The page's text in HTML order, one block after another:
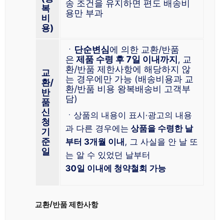
복
비
용)
송 조건을 유지하면 편도 배송비
용만 부과
교
환/
반
품
신
청
기
준
일
ㆍ 단순변심에 의한 교환/반품
은 제품 수령 후 7일 이내까지, 교
환/반품 제한사항에 해당하지 않
는 경우에만 가능 (배송비용과 교
환/반품 비용 왕복배송비 고객부
담)
ㆍ상품의 내용이 표시·광고의 내용
과 다른 경우에는 상품을 수령한 날
부터 3개월 이내, 그 사실을 안 날 또
는 알 수 있었던 날부터
30일 이내에 청약철회 가능
교환/반품 제한사항